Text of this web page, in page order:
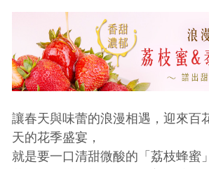
讓春天與味蕾的浪漫相遇，迎來百
天的花季盛宴，
就是要一口清甜微酸的「荔枝蜂蜜